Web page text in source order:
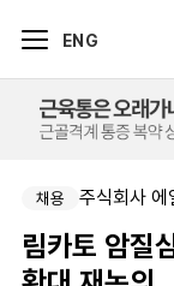
ENG
채용
림카토 암질